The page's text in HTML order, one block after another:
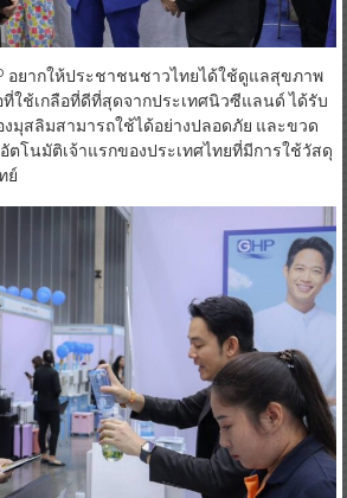
อยากให้ประชาชนชาวไทยได้ใช้ดูแลสุขภาพ
ที่ใช้เกลือที่ดีที่สุดจากประเทศนิวซีแลนด์ ได้รับ
มุสลิมสามารถใช้ได้อย่างปลอดภัย และขวด
ตโนมัติเจ้าแรกของประเทศไทยที่มีการใช้วัสดุ
ย์